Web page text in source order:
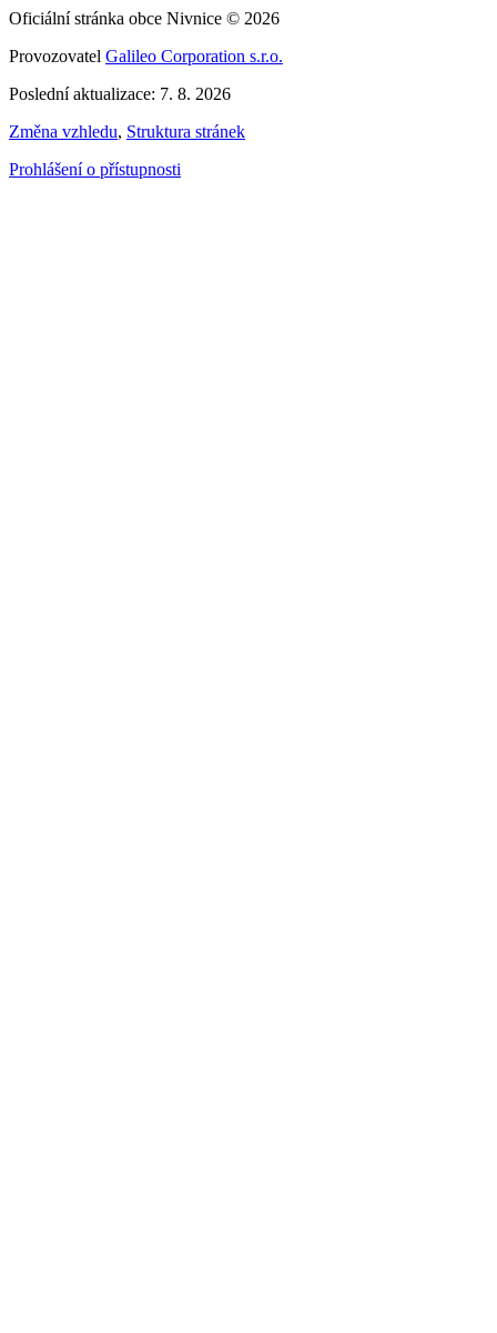
Oficiální stránka obce Nivnice © 2026
Provozovatel Galileo Corporation s.r.o.
Poslední aktualizace: 7. 8. 2026
Změna vzhledu, Struktura stránek
Prohlášení o přístupnosti